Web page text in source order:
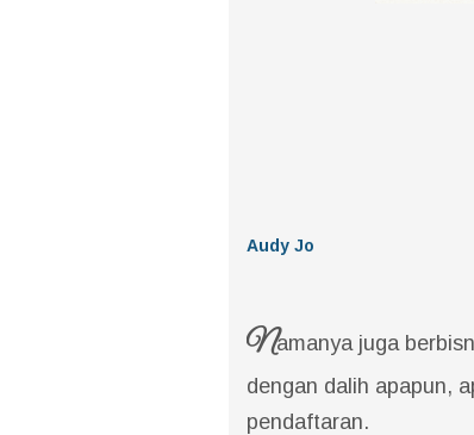
Audy Jo
Namanya juga
dengan dalih apapun,
pendaftaran.